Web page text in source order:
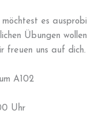
es
Übungen
freuen uns auf dich.
A102
Uhr